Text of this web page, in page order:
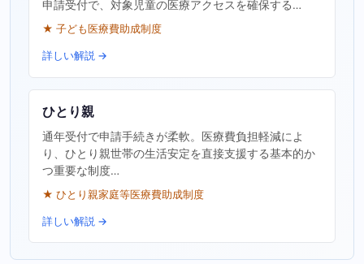
申請受付で、対象児童の医療アクセスを確保する…
★ 子ども医療費助成制度
詳しい解説 →
ひとり親
通年受付で申請手続きが柔軟。医療費負担軽減によ
り、ひとり親世帯の生活安定を直接支援する基本的か
つ重要な制度…
★ ひとり親家庭等医療費助成制度
詳しい解説 →